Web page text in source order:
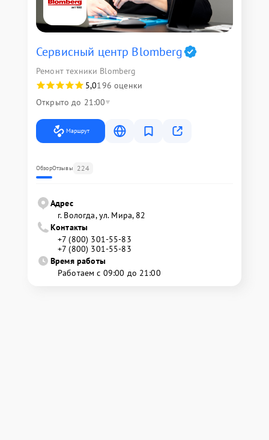
Сервисный центр Blomberg
Ремонт техники Blomberg
5,0196 оценки
Открыто до 21:00
Маршрут
ОбзорОтзывы 224
Адрес
г. Вологда, ул. Мира, 82
Контакты
+7 (800) 301-55-83
+7 (800) 301-55-83
Время работы
Работаем с 09:00 до 21:00